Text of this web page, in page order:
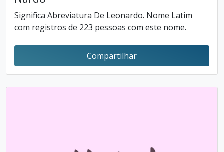
Significa Abreviatura De Leonardo. Nome Latim
com registros de 223 pessoas com este nome.
Compartilhar